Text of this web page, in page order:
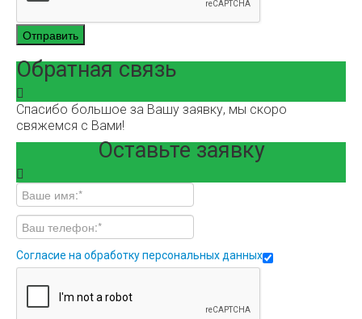
Отправить
Обратная связь
Спасибо большое за Вашу заявку, мы скоро
свяжемся с Вами!
Оставьте заявку
Согласие на обработку персональных данных